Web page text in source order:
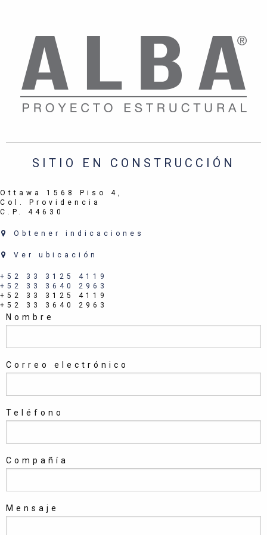
SITIO EN CONSTRUCCIÓN
Ottawa 1568 Piso 4,
Col. Providencia
C.P. 44630
Obtener indicaciones
Ver ubicación
+52 33 3125 4119
+52 33 3640 2963
+52 33 3125 4119
+52 33 3640 2963
Nombre
Correo electrónico
Teléfono
Compañía
Mensaje